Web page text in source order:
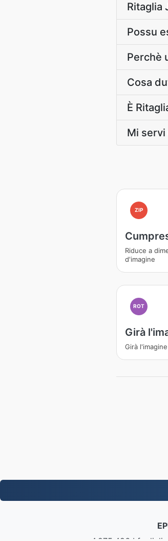
Ritaglia
Possu
Perchè
Cosa
È
Mi servi
ZIP
Riduce a
d'imagine
ROT
Girà
Girà l'imagine